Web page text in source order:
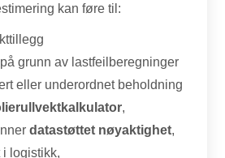
kan føre til:
grunn av lastfeilberegninger
eller underordnet beholdning
,
datastøttet nøyaktighet,
i logistikk,